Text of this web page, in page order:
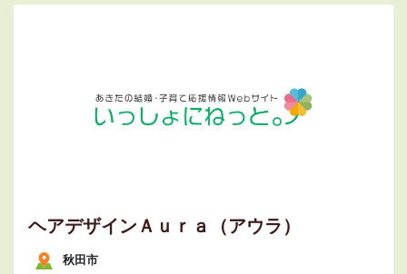
ヘアデザインＡｕｒａ（アウラ）
秋田市